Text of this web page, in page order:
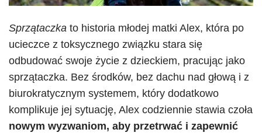
Sprzątaczka to historia młodej matki Alex, która po
ucieczce z toksycznego związku stara się
odbudować swoje życie z dzieckiem, pracując jako
sprzątaczka. Bez środków, bez dachu nad głową i z
biurokratycznym systemem, który dodatkowo
komplikuje jej sytuację, Alex codziennie stawia czoła
nowym wyzwaniom, aby przetrwać i zapewnić